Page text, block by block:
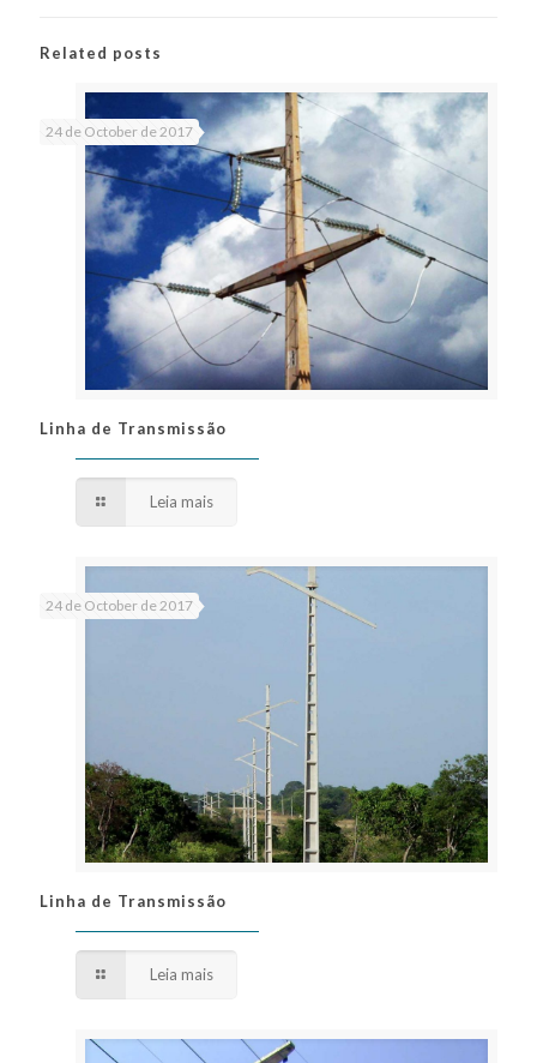
Related posts
Linha de Transmissão
24 de October de 2017
Linha de Transmissão
Leia mais
Linha de Transmissão
24 de October de 2017
Linha de Transmissão
Leia mais